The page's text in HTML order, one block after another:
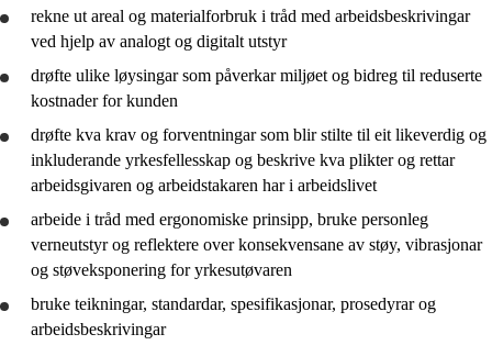
Helse, miljø og sikkerhet
rekne ut areal og materialforbruk i tråd med arbeidsbeskrivingar
ved hjelp av analogt og digitalt utstyr
drøfte ulike løysingar som påverkar miljøet og bidreg til reduserte
kostnader for kunden
drøfte kva krav og forventningar som blir stilte til eit likeverdig og
inkluderande yrkesfellesskap og beskrive kva plikter og rettar
arbeidsgivaren og arbeidstakaren har i arbeidslivet
arbeide i tråd med ergonomiske prinsipp, bruke personleg
verneutstyr og reflektere over konsekvensane av støy, vibrasjonar
og støveksponering for yrkesutøvaren
bruke teikningar, standardar, spesifikasjonar, prosedyrar og
arbeidsbeskrivingar